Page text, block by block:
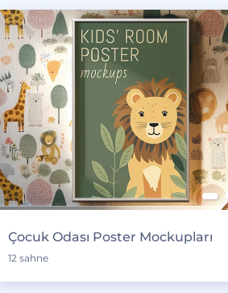
Çocuk Odası Poster Mockupları
12 sahne